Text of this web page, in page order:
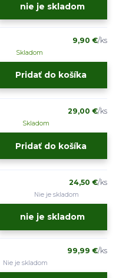
nie je skladom
9,90 €/ks
Skladom
Pridať do košíka
29,00 €/ks
Skladom
Pridať do košíka
24,50 €/ks
Nie je skladom
nie je skladom
99,99 €/ks
Nie je skladom